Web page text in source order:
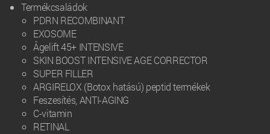
Termékcsaládok
PDRN RECOMBINANT
EXOSOME
Âgelift 45+ INTENSIVE
SKIN BOOST INTENSIVE AGE CORRECTOR
SUPER FILLER
ARGIRELOX (Botox hatású) peptid termékek
Feszesítés, ANTI-AGING
C-vitamin
RETINAL